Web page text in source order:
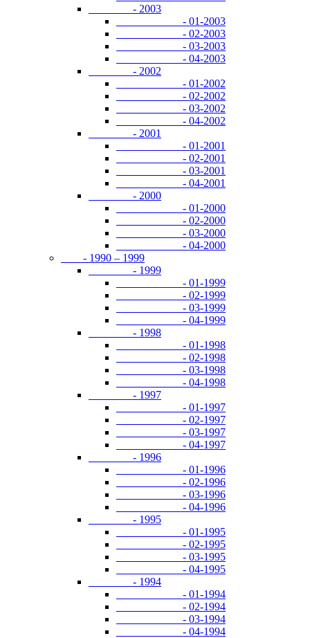
- 2003
- 01-2003
- 02-2003
- 03-2003
- 04-2003
- 2002
- 01-2002
- 02-2002
- 03-2002
- 04-2002
- 2001
- 01-2001
- 02-2001
- 03-2001
- 04-2001
- 2000
- 01-2000
- 02-2000
- 03-2000
- 04-2000
- 1990 – 1999
- 1999
- 01-1999
- 02-1999
- 03-1999
- 04-1999
- 1998
- 01-1998
- 02-1998
- 03-1998
- 04-1998
- 1997
- 01-1997
- 02-1997
- 03-1997
- 04-1997
- 1996
- 01-1996
- 02-1996
- 03-1996
- 04-1996
- 1995
- 01-1995
- 02-1995
- 03-1995
- 04-1995
- 1994
- 01-1994
- 02-1994
- 03-1994
- 04-1994